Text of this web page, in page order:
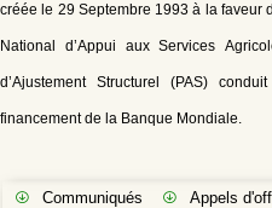
créée le 29 Septembre 1993 à la
National d’Appui aux Services
d’Ajustement Structurel (PAS)
financement de la Banque Mondiale.
Communiqués Appels